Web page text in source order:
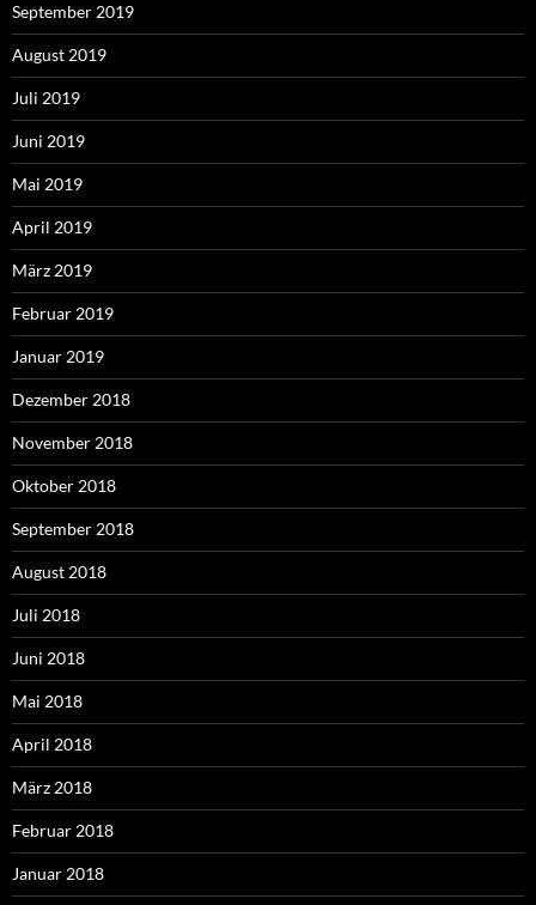
September 2019
August 2019
Juli 2019
Juni 2019
Mai 2019
April 2019
März 2019
Februar 2019
Januar 2019
Dezember 2018
November 2018
Oktober 2018
September 2018
August 2018
Juli 2018
Juni 2018
Mai 2018
April 2018
März 2018
Februar 2018
Januar 2018